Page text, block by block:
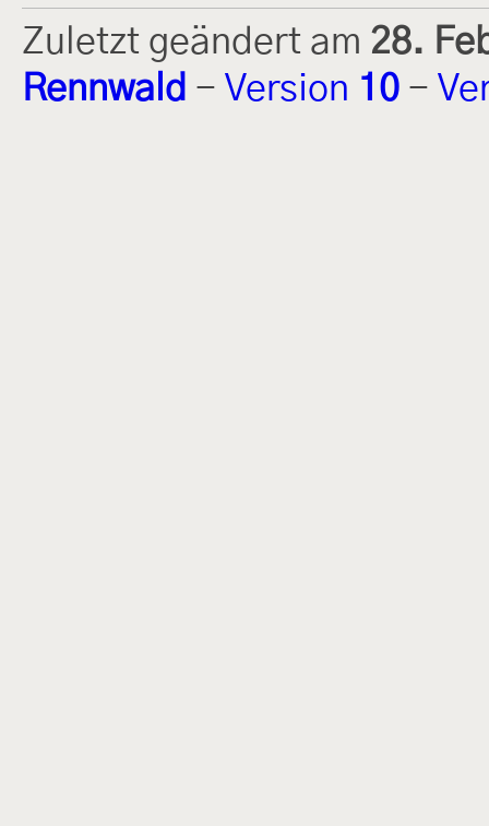
Zuletzt geändert am 28.
Rennwald - Version 10 -